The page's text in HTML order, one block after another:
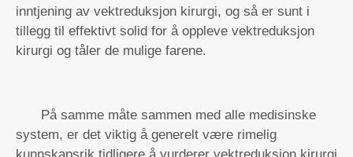
inntjening av vektreduksjon kirurgi, og så er sunt i
tillegg til effektivt solid for å oppleve vektreduksjon
kirurgi og tåler de mulige farene.
På samme måte sammen med alle medisinske
system, er det viktig å generelt være rimelig